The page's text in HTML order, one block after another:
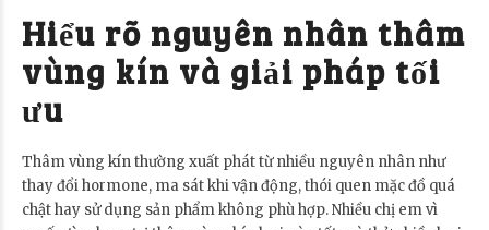
Hiểu rõ nguyên nhân thâm
vùng kín và giải pháp tối
ưu
Thâm vùng kín thường xuất phát từ nhiều nguyên nhân như
thay đổi hormone, ma sát khi vận động, thói quen mặc đồ quá
chật hay sử dụng sản phẩm không phù hợp. Nhiều chị em vì